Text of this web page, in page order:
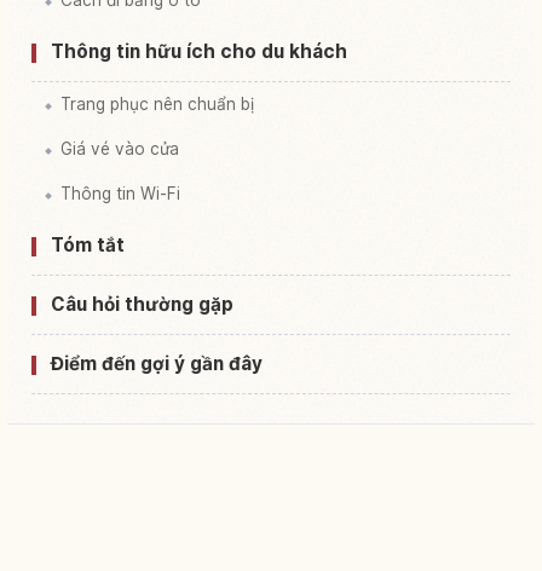
Thông tin hữu ích cho du khách
Trang phục nên chuẩn bị
Giá vé vào cửa
Thông tin Wi-Fi
Tóm tắt
Câu hỏi thường gặp
Điểm đến gợi ý gần đây